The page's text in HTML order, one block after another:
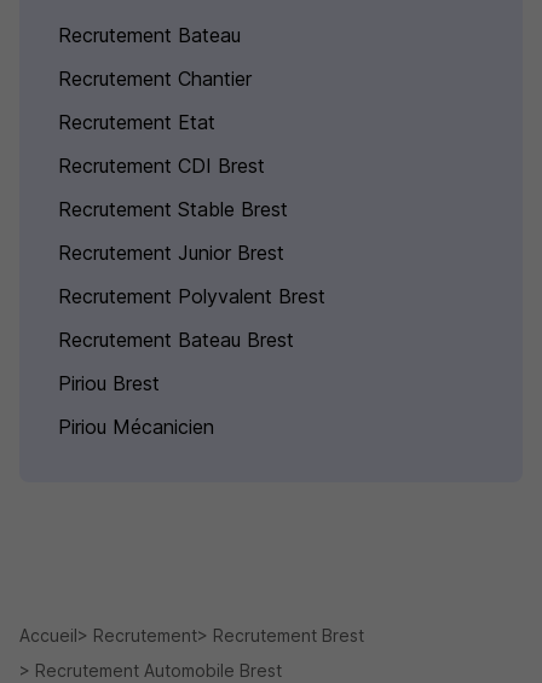
Recrutement Bateau
Recrutement Chantier
Recrutement Etat
Recrutement CDI Brest
Recrutement Stable Brest
Recrutement Junior Brest
Recrutement Polyvalent Brest
Recrutement Bateau Brest
Piriou Brest
Piriou Mécanicien
Accueil Recrutement
Recrutement Brest
Recrutement Automobile Brest